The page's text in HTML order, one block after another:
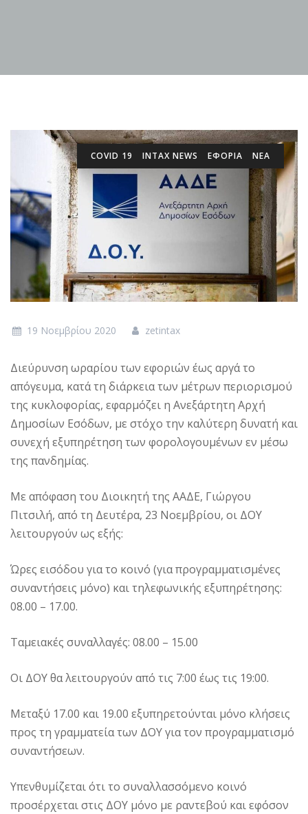
COVID 19 INTAX NEWS ΕΦΟΡΙΑ ΝΕΑ
19 Νοεμβρίου 2020 zetintax
Διεύρυνση ωραρίου των εφοριών έως αργά το
απόγευμα, κατά τη διάρκεια των μέτρων περιορισμού
της κυκλοφορίας, εφαρμόζει η Ανεξάρτητη Αρχή
Δημοσίων Εσόδων, με στόχο την καλύτερη δυνατή και
συνεχή εξυπηρέτηση των φορολογουμένων εν μέσω
της πανδημίας.
Με απόφαση του Διοικητή της ΑΑΔΕ, Γιώργου
Πιτσιλή, από τη Δευτέρα, 23 Νοεμβρίου, οι ΔΟΥ
λειτουργούν ως εξής:
Ώρες εισόδου για το κοινό (για προγραμματισμένες
συναντήσεις μόνο) και τηλεφωνικής εξυπηρέτησης:
08.00 – 17.00.
Ταμειακές συναλλαγές: 08.00 – 15.00
Οι ΔΟΥ θα λειτουργούν από τις 7:00 έως τις 19:00.
Μεταξύ 17.00 και 19.00 εξυπηρετούνται μόνο κλήσεις
προς τη γραμματεία των ΔΟΥ για τον προγραμματισμό
συναντήσεων.
Υπενθυμίζεται ότι το συναλλασσόμενο κοινό
προσέρχεται στις ΔΟΥ μόνο με ραντεβού και εφόσον